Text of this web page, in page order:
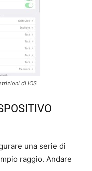
di iOS
una serie di
raggio. Andare